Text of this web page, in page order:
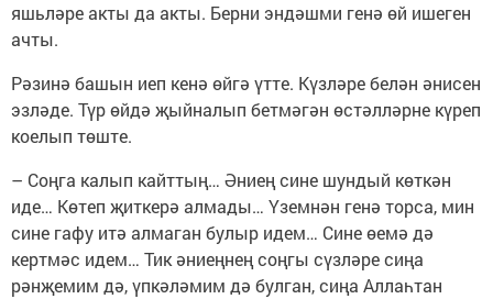
яшьләре акты да акты. Берни эндәшми генә өй ишеген
ачты.
Рәзинә башын иеп кенә өйгә үтте. Күзләре белән әнисен
эзләде. Түр өйдә җыйналып бетмәгән өстәлләрне күреп
коелып төште.
– Соңга калып кайттың… Әниең сине шундый көткән
иде… Көтеп җиткерә алмады… Үземнән генә торса, мин
сине гафу итә алмаган булыр идем… Сине өемә дә
кертмәс идем… Тик әниеңнең соңгы сүзләре сиңа
рәнҗемим дә, үпкәләмим дә булган, сиңа Аллаһтан